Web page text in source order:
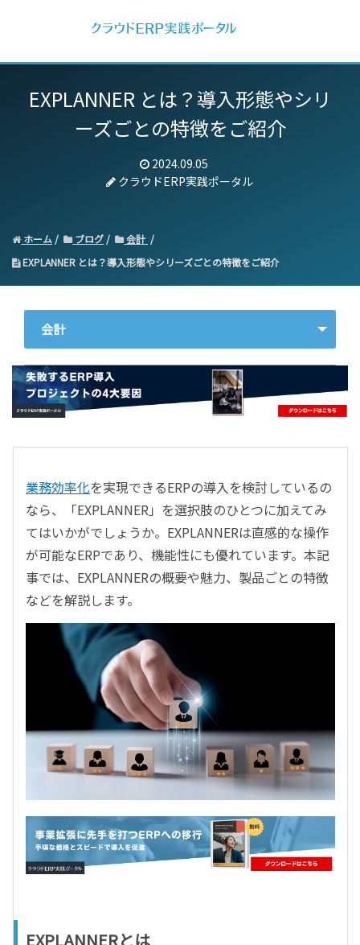
EXPLANNER とは？導入形態やシリ
ーズごとの特徴をご紹介
2024.09.05
クラウドERP実践ポータル
ホーム ブログ
会計
EXPLANNER とは？導入形態やシリーズごとの特徴をご紹介
会計
ERP
会計
CRM／営業支援／Eコマース
DX（2025年の崖）／クラウドコンピューティング
データ分析／BI
ガバナンス／リスク管理
BPR／業務改善
業務効率化を実現できるERPの導入を検討しているの
なら、「EXPLANNER」を選択肢のひとつに加えてみ
てはいかがでしょうか。EXPLANNERは直感的な操作
が可能なERPであり、機能性にも優れています。本記
事では、EXPLANNERの概要や魅力、製品ごとの特徴
などを解説します。
EXPLANNERとは